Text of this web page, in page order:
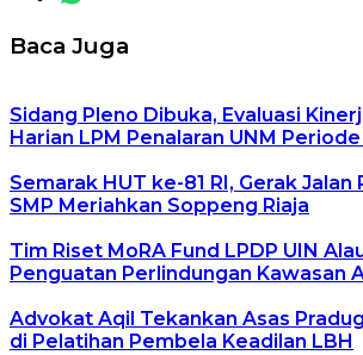
Baca Juga
Sidang Pleno Dibuka, Evaluasi
Harian LPM Penalaran UNM
Semarak HUT ke-81 RI, Gerak Jalan
SMP Meriahkan Soppeng Riaja
Tim Riset MoRA Fund LPDP UIN
Penguatan Perlindungan Kawasan
Advokat Aqil Tekankan Asas
di Pelatihan Pembela Keadilan LBH